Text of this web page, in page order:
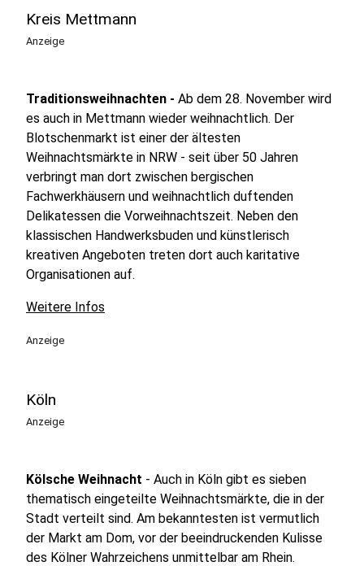
Kreis Mettmann
Anzeige
Traditionsweihnachten - Ab dem 28. November wird
es auch in Mettmann wieder weihnachtlich. Der
Blotschenmarkt ist einer der ältesten
Weihnachtsmärkte in NRW - seit über 50 Jahren
verbringt man dort zwischen bergischen
Fachwerkhäusern und weihnachtlich duftenden
Delikatessen die Vorweihnachtszeit. Neben den
klassischen Handwerksbuden und künstlerisch
kreativen Angeboten treten dort auch karitative
Organisationen auf.
Weitere Infos
Anzeige
Köln
Anzeige
Kölsche Weihnacht - Auch in Köln gibt es sieben
thematisch eingeteilte Weihnachtsmärkte, die in der
Stadt verteilt sind. Am bekanntesten ist vermutlich
der Markt am Dom, vor der beeindruckenden Kulisse
des Kölner Wahrzeichens unmittelbar am Rhein.